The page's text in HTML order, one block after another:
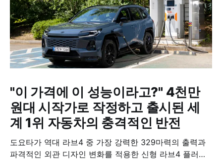
"이 가격에 이 성능이라고?" 4천만
원대 시작가로 작정하고 출시된 세
계 1위 자동차의 충격적인 반전
도요타가 역대 라브4 중 가장 강력한 329마력의 출력과
파격적인 외관 디자인 변화를 적용한 신형 라브4 플러그